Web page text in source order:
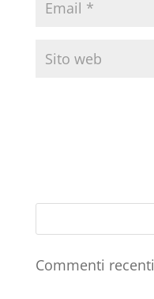
Commenti recenti